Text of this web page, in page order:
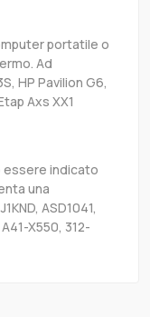
portatile o
Ad
HP Pavilion G6,
Axs XX1
essere indicato
una
ASD1041,
X550, 312-